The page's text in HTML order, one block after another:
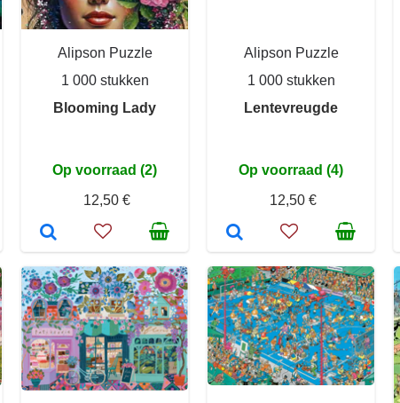
Alipson Puzzle
1 000 stukken
Blooming Lady
Op voorraad (2)
12,50 €
Alipson Puzzle
1 000 stukken
Lentevreugde
Op voorraad (4)
12,50 €